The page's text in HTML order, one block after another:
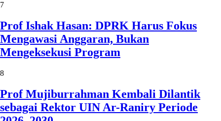
7
Prof Ishak Hasan: DPRK Harus Fokus
Mengawasi Anggaran, Bukan
Mengeksekusi Program
8
Prof Mujiburrahman Kembali Dilantik
sebagai Rektor UIN Ar-Raniry Periode